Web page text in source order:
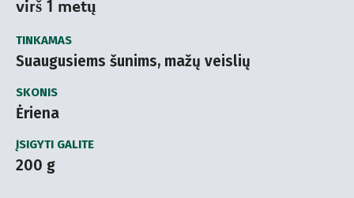
virš 1 metų
TINKAMAS
Suaugusiems šunims, mažų veislių
SKONIS
Ėriena
ĮSIGYTI GALITE
200 g